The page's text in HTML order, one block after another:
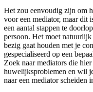
Het zou eenvoudig zijn om
voor een mediator, maar dit
een aantal stappen te
persoon. Het moet
bezig gaat houden met je
gespecialiseerd op een
Zoek naar mediators die
huwelijksproblemen en wil
naar een mediator scheiden